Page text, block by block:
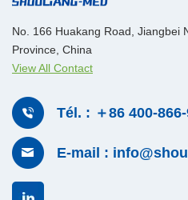
No. 166 Huakang Road, Jiangbei
Province, China
View All Contact
Tél. : ＋86 400-
E-mail :